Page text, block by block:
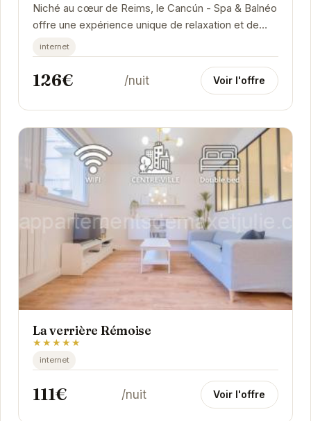
Niché au cœur de Reims, le Cancún - Spa & Balnéo
offre une expérience unique de relaxation et de
bien-être. Son emplacement privilégié, à...
internet
126€ /nuit Voir l'offre
La verrière Rémoise
★★★★★
internet
111€ /nuit Voir l'offre